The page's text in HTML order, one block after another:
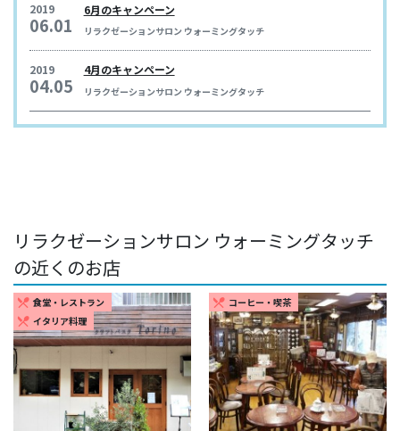
2019
06.01
6月のキャンペーン
リラクゼーションサロン ウォーミングタッチ
2019
04.05
4月のキャンペーン
リラクゼーションサロン ウォーミングタッチ
リラクゼーションサロン ウォーミングタッチ
の近くのお店
restaurant_menu 食堂・レストラン
restaurant_menu イタリア料理
restaurant_menu コーヒー・喫茶